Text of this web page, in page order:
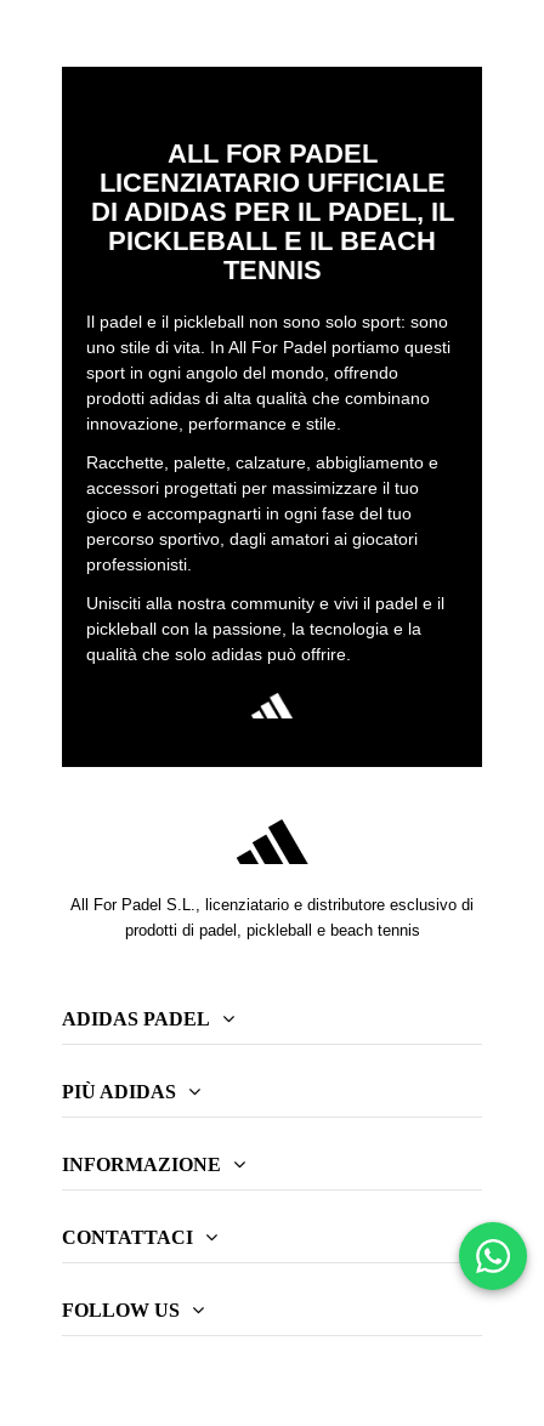
ALL FOR PADEL
LICENZIATARIO UFFICIALE
DI ADIDAS PER IL PADEL, IL
PICKLEBALL E IL BEACH
TENNIS
Il padel e il pickleball non sono solo sport: sono
uno stile di vita. In All For Padel portiamo questi
sport in ogni angolo del mondo, offrendo
prodotti adidas di alta qualità che combinano
innovazione, performance e stile.
Racchette, palette, calzature, abbigliamento e
accessori progettati per massimizzare il tuo
gioco e accompagnarti in ogni fase del tuo
percorso sportivo, dagli amatori ai giocatori
professionisti.
Unisciti alla nostra community e vivi il padel e il
pickleball con la passione, la tecnologia e la
qualità che solo adidas può offrire.
All For Padel S.L., licenziatario e distributore esclusivo di
prodotti di padel, pickleball e beach tennis
ADIDAS PADEL
PIÙ ADIDAS
INFORMAZIONE
CONTATTACI
FOLLOW US